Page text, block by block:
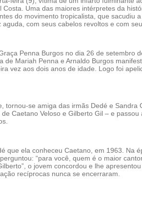
Costa. Uma das maiores intérpretes da
do movimento tropicalista, que sacudiu
aguda, com seus cabelos revoltos e com
Penna Burgos no dia 26 de setembro
de Mariah Penna e Arnaldo Burgos
vez aos dois anos de idade. Logo foi
tornou-se amiga das irmãs Dedé e Sandra
Caetano Veloso e Gilberto Gil – e passou
que ela conheceu Caetano, em 1963. Na
“para você, quem é o maior
o jovem concordou e lhe
recíprocas nunca se encerraram.